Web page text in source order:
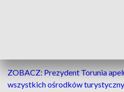
ZOBACZ: Prezydent Torunia
wszystkich ośrodków